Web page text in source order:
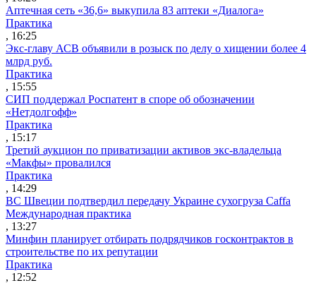
Аптечная сеть «36,6» выкупила 83 аптеки «Диалога»
Практика
, 16:25
Экс-главу АСВ объявили в розыск по делу о хищении более 4
млрд руб.
Практика
, 15:55
СИП поддержал Роспатент в споре об обозначении
«Нетдолгофф»
Практика
, 15:17
Третий аукцион по приватизации активов экс-владельца
«Макфы» провалился
Практика
, 14:29
ВС Швеции подтвердил передачу Украине сухогруза Caffa
Международная практика
, 13:27
Минфин планирует отбирать подрядчиков госконтрактов в
строительстве по их репутации
Практика
, 12:52